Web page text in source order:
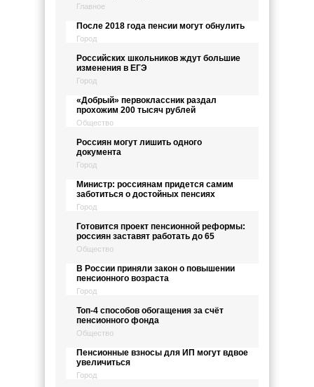
Главное
После 2018 года пенсии могут обнулить
Город
Российских школьников ждут большие
изменения в ЕГЭ
Город
«Добрый» первоклассник раздал
прохожим 200 тысяч рублей
Общество
Россиян могут лишить одного
документа
Город
Министр: россиянам придется самим
заботиться о достойных пенсиях
Город
Готовится проект пенсионной реформы:
россиян заставят работать до 65
Общество
В России приняли закон о повышении
пенсионного возраста
Город
Топ-4 способов обогащения за счёт
пенсионного фонда
Общество
Пенсионные взносы для ИП могут вдвое
увеличиться
Город